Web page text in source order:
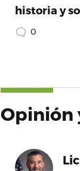
historia y
0
Opinión